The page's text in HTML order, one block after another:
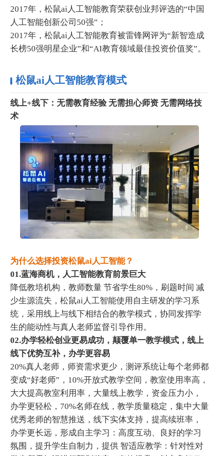
2017年，松鼠ai人工智能教育荣获创业邦评选的“中国
人工智能创新公司50强”；
2017年，松鼠ai人工智能教育被雷锋网评为“新智造成
长榜50强明星企业”和“AI教育领域最佳投资价值奖”。
松鼠ai人工智能教育模式
线上+线下：无需教育经验 无需担心师资 无需网络技
术
为什么选择投资松鼠ai人工智能？
01.蓝海商机，人工智能教育前景巨大
降低教培机构，教师数量 节省学生80%，刷题时间 减
少生源流失，松鼠ai人工智能使用自主研发的学习系
统，采用线上与线下相结合的教学模式，协同发挥学
生的能动性与真人老师监督引导作用。
02.办学轻松创业更易成功，颠覆单一教学模式，线上
线下优势互补，办学更容易
20%真人老师，师资需求更少，测评系统让每个老师都
变成“好老师”，10%开放式教学空间，教室使用率高，
大大提高教室利用率，大量线上教学，资金压力小，
办学更轻松，70%名师在线，教学质量稳定，集中大量
优秀老师的智慧推送，线下实体支持，提高续班率，
办学更长远，形成自主学习：高度互动、良好的学习
氛围，提升学生自制力，提供 智适应教学：针对性对